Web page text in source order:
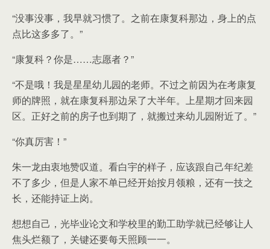
“没事没事，我早就习惯了。之前在康复科那边，身上的点
点比这多多了。”
“康复科？你是……志愿者？”
“不是哦！我是星星幼儿园的老师。不过之前因为在考康复
师的牌照，就在康复科那边呆了大半年。上星期才回来园
区。正好之前的房子也到期了，就搬过来幼儿园附近了。”
“你真厉害！”
朱一龙由衷地赞叹道。看白宇的样子，应该跟自己年纪差
不了多少，但是人家不单已经开始按月领粮，还有一技之
长，还能持证上岗。
想想自己，光毕业论文和学校里的勤工助学就已经够让人
焦头烂额了，关键还要每天照顾一一。